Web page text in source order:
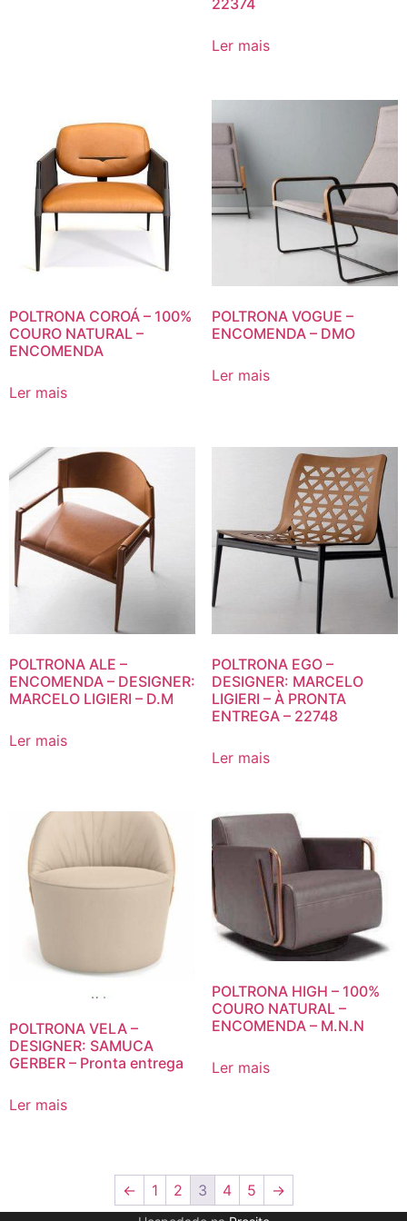
Ler mais
POLTRONA COROÁ – 100%
COURO NATURAL –
ENCOMENDA
Ler mais
POLTRONA VOGUE –
ENCOMENDA – DMO
Ler mais
POLTRONA ALE –
ENCOMENDA – DESIGNER:
MARCELO LIGIERI – D.M
Ler mais
POLTRONA EGO –
DESIGNER: MARCELO
LIGIERI – À PRONTA
ENTREGA – 22748
Ler mais
POLTRONA VELA –
DESIGNER: SAMUCA
GERBER – Pronta entrega
Ler mais
POLTRONA HIGH – 100%
COURO NATURAL –
ENCOMENDA – M.N.N
Ler mais
← 1 2 3 4 5 →